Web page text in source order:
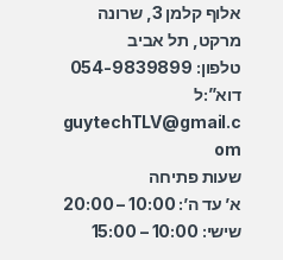
אלוף קלמן 3, שרונה
מרקט, תל אביב
טלפון: 054-9839899
דוא”:ל
guytechTLV@gmail.c
om
שעות פתיחה
א’ עד ה’: 10:00 – 20:00
שישי: 10:00 – 15:00